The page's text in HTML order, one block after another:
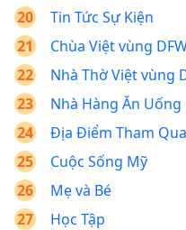
Tin Tức Sự Kiện
Chùa Việt vùng
Nhà Thờ Việt vùng
Nhà Hàng Ăn Uống
Địa Điểm Tham
Cuộc Sống Mỹ
Mẹ và Bé
Học Tập